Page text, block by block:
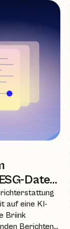
Daten
auf eine KI-
Briink
Berichten